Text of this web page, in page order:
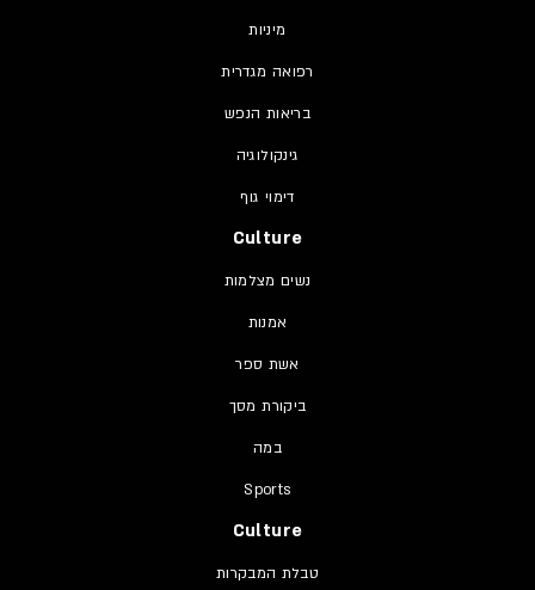
מיניות
רפואה מגדרית
בריאות הנפש
גינקולוגיה
דימוי גוף
Culture
נשים מצלמות
אמנות
אשת ספר
ביקורת מסך
במה
Sports
Culture
טבלת המבקרות